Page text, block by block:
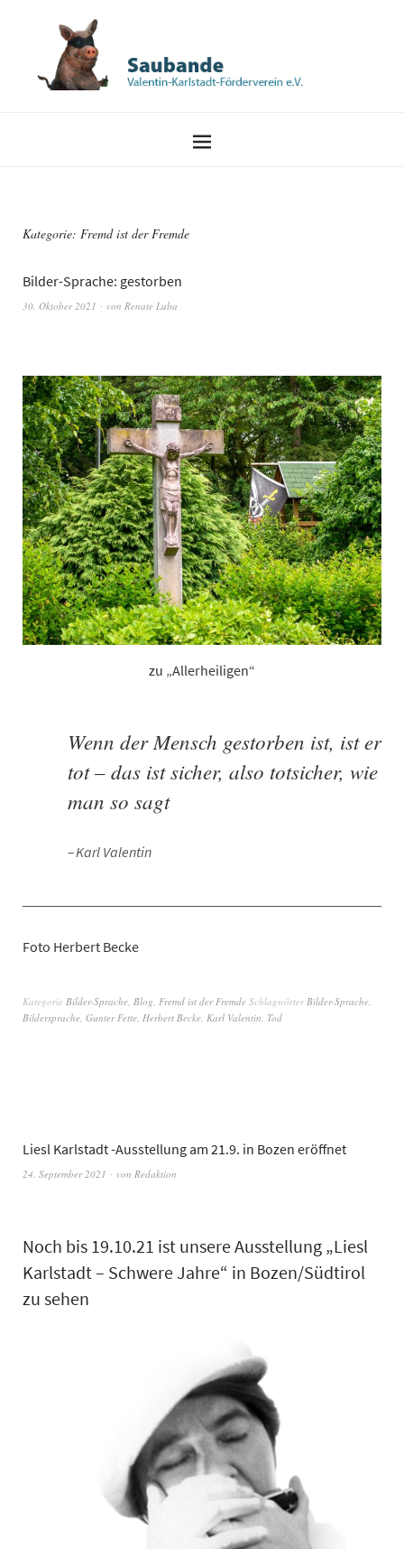
Kategorie: Fremd ist der Fremde
Bilder-Sprache: gestorben
30. Oktober 2021 von Renate Luba
zu „Allerheiligen“
Wenn der Mensch gestorben ist, ist er
tot – das ist sicher, also totsicher, wie
man so sagt
Karl Valentin
Foto Herbert Becke
Kategorie Bilder-Sprache, Blog, Fremd ist der Fremde SchlagwörterBilder-Sprache,
Bildersprache, Gunter Fette, Herbert Becke, Karl Valentin, Tod
Liesl Karlstadt -Ausstellung am 21.9. in Bozen eröffnet
24. September 2021 von Redaktion
Noch bis 19.10.21 ist unsere Ausstellung „Liesl
Karlstadt – Schwere Jahre“ in Bozen/Südtirol
zu sehen